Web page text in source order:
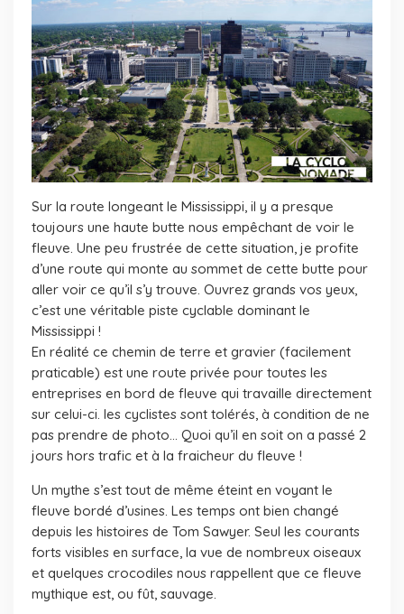
Sur la route longeant le Mississippi, il y a presque
toujours une haute butte nous empêchant de voir le
fleuve. Une peu frustrée de cette situation, je profite
d’une route qui monte au sommet de cette butte pour
aller voir ce qu’il s’y trouve. Ouvrez grands vos yeux,
c’est une véritable piste cyclable dominant le
Mississippi !
En réalité ce chemin de terre et gravier (facilement
praticable) est une route privée pour toutes les
entreprises en bord de fleuve qui travaille directement
sur celui-ci. les cyclistes sont tolérés, à condition de ne
pas prendre de photo… Quoi qu’il en soit on a passé 2
jours hors trafic et à la fraicheur du fleuve !
Un mythe s’est tout de même éteint en voyant le
fleuve bordé d’usines. Les temps ont bien changé
depuis les histoires de Tom Sawyer. Seul les courants
forts visibles en surface, la vue de nombreux oiseaux
et quelques crocodiles nous rappellent que ce fleuve
mythique est, ou fût, sauvage.